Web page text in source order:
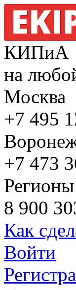
КИПиА
на
Москва
+7 495
+7 473
8 900
Как
Войти